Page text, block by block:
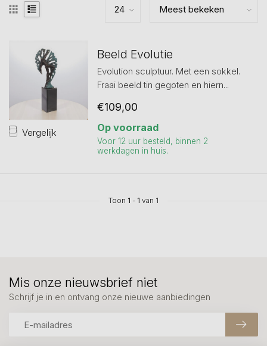
Vergelijk
Beeld Evolutie
Evolution sculptuur. Met een sokkel.
Fraai beeld tin gegoten en hiern...
€109,00
Op voorraad
Voor 12 uur besteld, binnen 2
werkdagen in huis.
Toon 1 - 1 van 1
Mis onze nieuwsbrief niet
Schrijf je in en ontvang onze nieuwe aanbiedingen